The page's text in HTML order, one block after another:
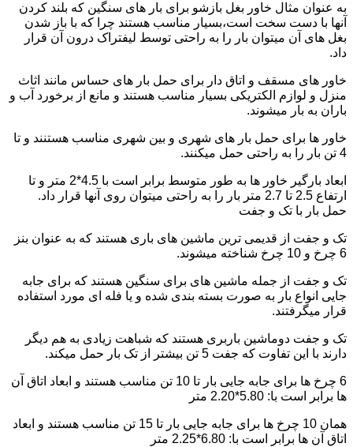
به عنوان مثال خاور بغل بازشو برای بار های سنگین که بلند کردن
آنها با دست سخت است،بسیار مناسب هستند چرا که با باز شدن
بغل های آن میتوان بار را به راحتی توسط لیفتراک درون آن قرار
داد.
خاور های مسقف و اتاق دار برای حمل بار های حساس مانند اثاث
منزل و لوازم الکتریکی بسیار مناسب هستند و مانع از برخورد آب و
باران به بار میشوند.
خاور ها برای حمل بار های شهری و بین شهری مناسب هستنند و تا
4 تن بار را به راحتی حمل میکنند.
ابعاد بارگیر خاور ها به طور متوسط برابر است با 4.5*2 متر و تا
ارتفاع 2.5 تا 2.7 متر بار را به راحتی میتوان روی آنها قرار داد.
حمل بار با تک و جفت
تک و جفت از قدیمی ترین ماشین های باری هستند که به عنوان بنز
6 چرخ و 10 چرخ شناخته میشوند.
تک و جفت از جمله ماشین های برای سنگین هستند که برای جابه
جایی انواع بار به صورت بسته بندی شده و یا فله ای مورد استفاده
قرار میگرفتند.
تک و جفت دوماشین باربری هستند که شباهت زیادی به هم دیگر
دارند با این تفاوت که جفت 5 تن بیشتر از تک بار حمل میکند.
6 چرخ ها برای جابه جایی بار تا 10 تن مناسب هستند و ابعاد اتاق آن
ها برابر است با: 5.80*2.20 متر
همان 10 چرخ ها برای جابه جایی بار تا 15 تن مناسب هستند و ابعاد
اتاق آن ها برابر است با: 6.80*2.25 متر